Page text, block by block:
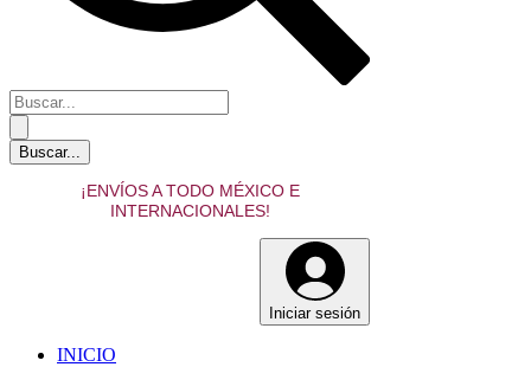
¡ENVÍOS A TODO MÉXICO E
INTERNACIONALES!
Iniciar sesión
INICIO